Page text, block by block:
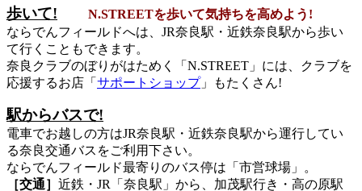
歩いて!
N.STREETを歩いて気持ちを高めよう!
ならでんフィールドへは、JR奈良駅・近鉄奈良駅から歩い
て行くこともできます。
奈良クラブのぼりがはためく「N.STREET」には、クラブを
応援するお店「 サポートショップ」もたくさん!
駅からバスで!
電車でお越しの方はJR奈良駅・近鉄奈良駅から運行してい
る奈良交通バスをご利用下さい。
ならでんフィールド最寄りのバス停は「市営球場」。
［交通］ 近鉄・JR「奈良駅」から、加茂駅行き・高の原駅